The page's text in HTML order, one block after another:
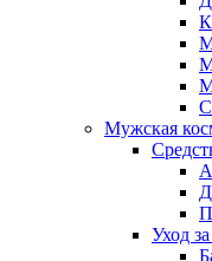
Мужская
Уход